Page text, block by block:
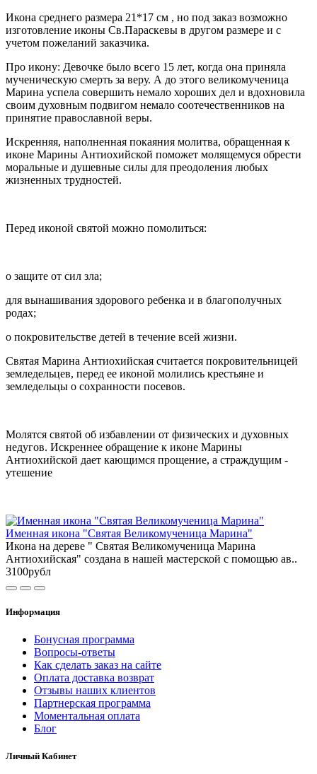
Икона среднего размера 21*17 см , но под заказ возможно
изготовление иконы Св.Параскевы в другом размере и с
учетом пожеланий заказчика.
Про икону: Девочке было всего 15 лет, когда она приняла
мученическую смерть за веру. А до этого великомученица
Марина успела совершить немало хороших дел и вдохновила
своим духовным подвигом немало соотечественников на
принятие православной веры.
Искренняя, наполненная покаяния молитва, обращенная к
иконе Марины Антиохийской поможет молящемуся обрести
моральные и душевные силы для преодоления любых
жизненных трудностей.
Перед иконой святой можно помолиться:
о защите от сил зла;
для вынашивания здорового ребенка и в благополучных
родах;
о покровительстве детей в течение всей жизни.
Святая Марина Антиохийская считается покровительницей
земледельцев, перед ее иконой молились крестьяне и
земледельцы о сохранности посевов.
Молятся святой об избавлении от физических и духовных
недугов. Искреннее обращение к иконе Марины
Антиохийской дает кающимся прощение, а страждущим -
утешение
Именная икона "Святая Великомученица Марина"
Икона на дереве " Святая Великомученица Марина
Антиохийская" создана в нашей мастерской с помощью ав..
3100рубл
Информация
Бонусная программа
Вопросы-ответы
Как сделать заказ на сайте
Оплата доставка возврат
Отзывы наших клиентов
Партнерская программа
Моментальная оплата
Блог
Личный Кабинет